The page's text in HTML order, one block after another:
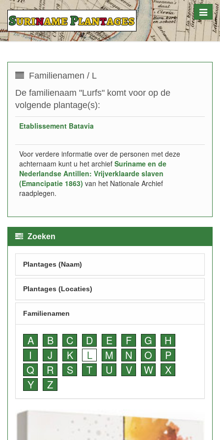
Toggle
Familienamen / L
De familienaam "Lurfs" komt voor op de
volgende plantage(s):
Etablissement Batavia
Voor verdere informatie over de personen met deze
achternaam kunt u het archief Suriname en de
Nederlandse Antillen: Vrijverklaarde slaven
(Emancipatie 1863) van het Nationale Archief
raadplegen.
Zoeken
Plantages (Naam)
Plantages (Locaties)
Familienamen
A B C D E F G
H
I
J K L M N O
P
Q
R S T U V W
X
Y
Z